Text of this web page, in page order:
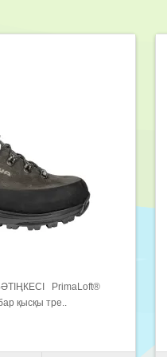
PrimaLoft®
қысқы тре..